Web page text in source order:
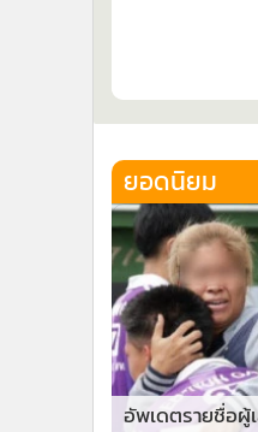
ยอดนิยม
อัพเดตรายชื่อผู้